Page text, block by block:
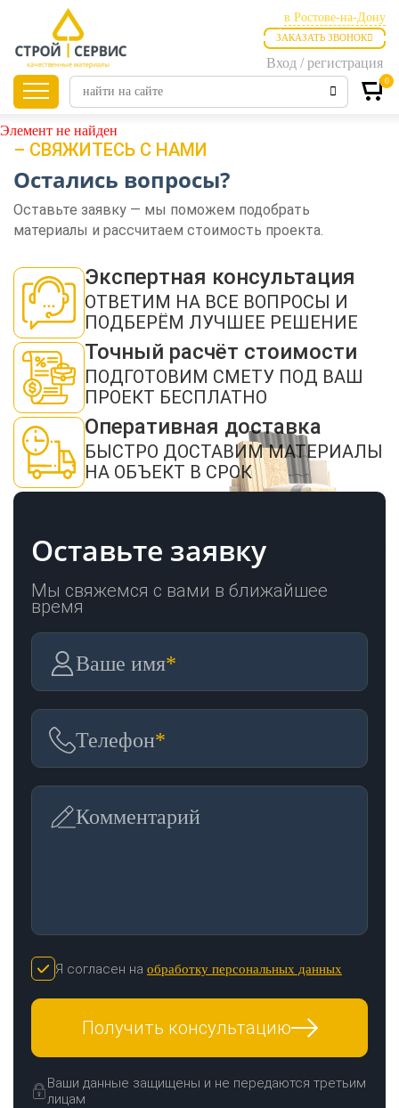
в Ростове-на-Дону
в Ростове-на-Дону
в Таганроге
ЗАКАЗАТЬ ЗВОНОК
Вход / регистрация
Листовые
Материалы для
отделки
Пиломатериалы
Декор
Изоляция
Инструменты
Продукция из
дерева
Строительство
0
Главная Продукция
Элемент не найден
– СВЯЖИТЕСЬ С НАМИ
Остались вопросы?
Оставьте заявку — мы поможем подобрать
материалы и рассчитаем стоимость проекта.
Экспертная консультация
ОТВЕТИМ НА ВСЕ ВОПРОСЫ И
ПОДБЕРЁМ ЛУЧШЕЕ РЕШЕНИЕ
Точный расчёт стоимости
ПОДГОТОВИМ СМЕТУ ПОД ВАШ
ПРОЕКТ БЕСПЛАТНО
Оперативная доставка
БЫСТРО ДОСТАВИМ МАТЕРИАЛЫ
НА ОБЪЕКТ В СРОК
Оставьте заявку
Мы свяжемся с вами в ближайшее
время
Ваше имя*
Телефон*
Комментарий
Я согласен на обработку персональных данных
Получить консультацию
Ваши данные защищены и не передаются третьим
лицам
ЗАКАЗАТЬ ЗВОНОК